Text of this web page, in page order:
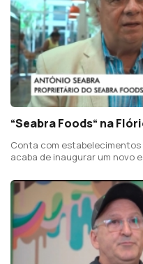
“Seabra Foods“ na
Conta com
acaba de inaugurar um novo